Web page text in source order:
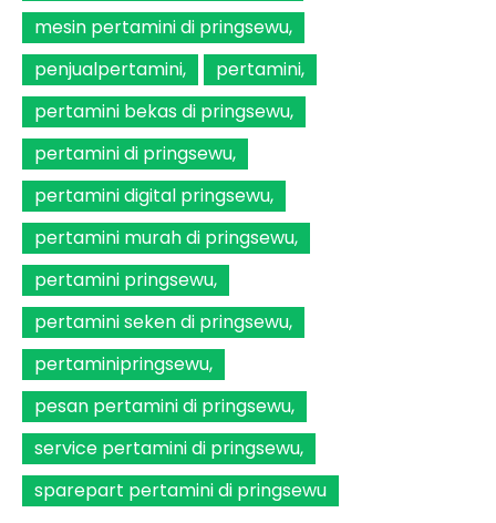
mesin pertamini di pringsewu
penjualpertamini
pertamini
pertamini bekas di pringsewu
pertamini di pringsewu
pertamini digital pringsewu
pertamini murah di pringsewu
pertamini pringsewu
pertamini seken di pringsewu
pertaminipringsewu
pesan pertamini di pringsewu
service pertamini di pringsewu
sparepart pertamini di pringsewu